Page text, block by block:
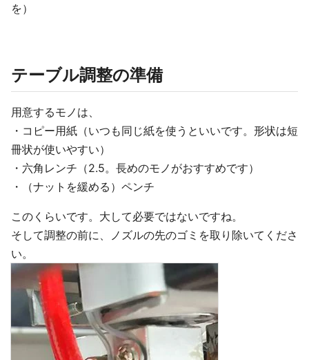
を）
テーブル調整の準備
用意するモノは、
・コピー用紙（いつも同じ紙を使うといいです。形状は短
冊状が使いやすい）
・六角レンチ（2.5。長めのモノがおすすめです）
・（ナットを緩める）ペンチ
このくらいです。大して必要ではないですね。
そして調整の前に、ノズルの先のゴミを取り除いてくださ
い。